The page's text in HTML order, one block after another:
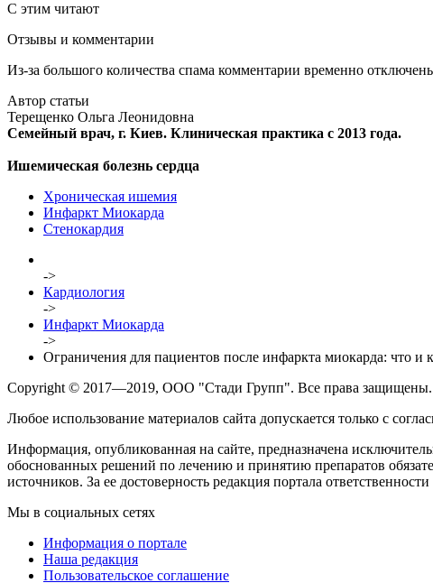
С этим читают
Отзывы и комментарии
Из-за большого количества спама комментарии временно
Автор статьи
Терещенко Ольга Леонидовна
Семейный врач, г. Киев. Клиническая практика с 2013 года.
Ишемическая болезнь сердца
Хроническая ишемия
Инфаркт Миокарда
Стенокардия
->
Кардиология
->
Инфаркт Миокарда
->
Ограничения для пациентов после инфаркта миокарда: что и
Copyright © 2017—2019, ООО "Стади Групп". Все права защищены.
Любое использование материалов сайта допускается только с
Информация, опубликованная на сайте, предназначена
обоснованных решений по лечению и принятию препаратов
источников. За ее достоверность редакция портала ответственности
Мы в социальных сетях
Информация о портале
Наша редакция
Пользовательское соглашение